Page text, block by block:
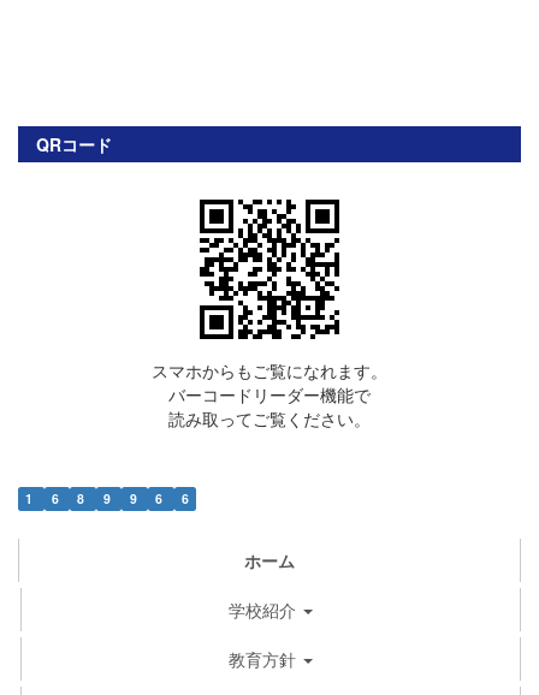
QRコード
スマホからもご覧になれます。
バーコードリーダー機能で
読み取ってご覧ください。
1 6 8 9 9 6 6
ホーム
学校紹介
教育方針